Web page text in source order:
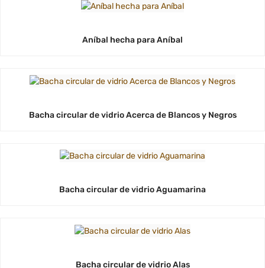
Aníbal hecha para Aníbal
Bacha circular de vidrio Acerca de Blancos y Negros
Bacha circular de vidrio Aguamarina
Bacha circular de vidrio Alas